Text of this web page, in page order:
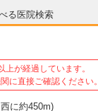
る医院検索
が経過しています。
に直接ご確認ください。
西に約450m)